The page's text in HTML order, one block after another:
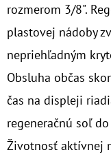
rozmerom 3/8".
plastovej nádoby
nepriehľadným
Obsluha občas
čas na displeji
regeneračnú soľ
Životnosť aktívnej